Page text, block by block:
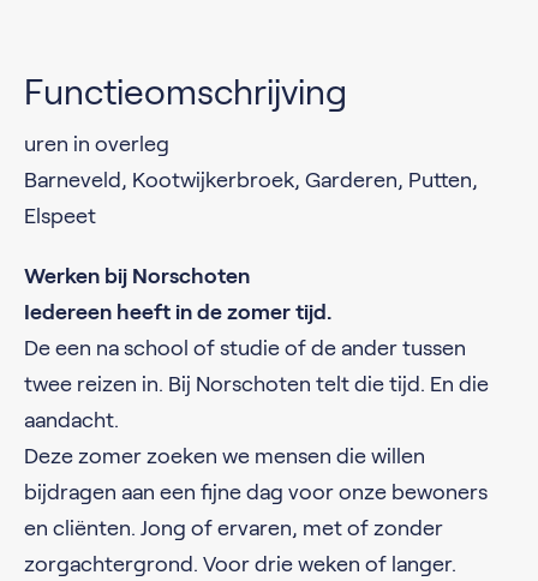
Functieomschrijving
uren in overleg
Barneveld, Kootwijkerbroek, Garderen, Putten,
Elspeet
Werken bij Norschoten
Iedereen heeft in de zomer tijd.
De een na school of studie of de ander tussen
twee reizen in. Bij Norschoten telt die tijd. En die
aandacht.
Deze zomer zoeken we mensen die willen
bijdragen aan een fijne dag voor onze bewoners
en cliënten. Jong of ervaren, met of zonder
zorgachtergrond. Voor drie weken of langer.